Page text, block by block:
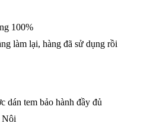
100%
làm lại, hàng đã sử dụng rồi
dán tem bảo hành đầy đủ
Nội